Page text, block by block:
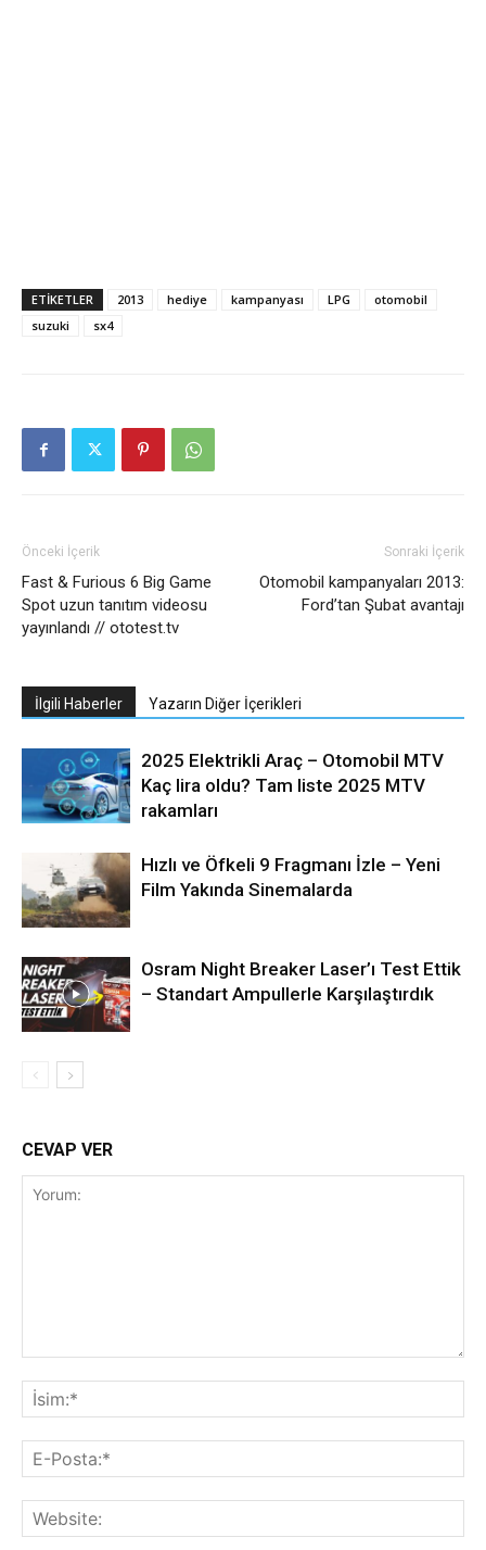
ETIKETLER 2013 hediye kampanyası LPG
otomobil
suzuki
sx4
Önceki İçerik
Fast & Furious 6 Big Game
Spot uzun tanıtım videosu
yayınlandı // ototest.tv
Sonraki İçerik
Otomobil kampanyaları 2013:
Ford’tan Şubat avantajı
İlgili Haberler Yazarın Diğer İçerikleri
2025 Elektrikli Araç – Otomobil MTV
Kaç lira oldu? Tam liste 2025 MTV
rakamları
Hızlı ve Öfkeli 9 Fragmanı İzle – Yeni
Film Yakında Sinemalarda
Osram Night Breaker Laser’ı Test Ettik
– Standart Ampullerle Karşılaştırdık
CEVAP VER